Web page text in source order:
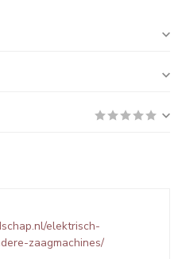
elektrisch-
zaagmachines/